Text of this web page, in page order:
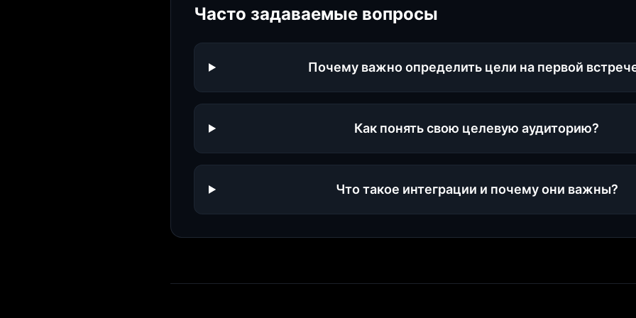
Часто задаваемые вопросы
Почему важно определить цели на первой
Как понять свою целевую аудиторию?
Что такое интеграции и почему они важны?